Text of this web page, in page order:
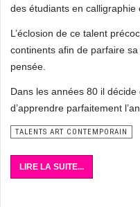
des étudiants en calligraphie
L’éclosion de ce talent
continents afin de parfaire
pensée.
Dans les années 80 il
d’apprendre parfaitement
TALENTS ART CONTEMPORAIN
LIRE LA SUITE...